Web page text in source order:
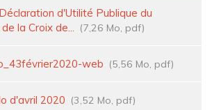
d'Utilité Publique du
la Croix de...
7,26 Mo, pdf
web 5,56 Mo, pdf
d'avril 2020 3,52 Mo, pdf